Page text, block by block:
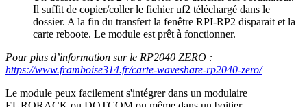
Il suffit de copier/coller le fichier uf2 téléchargé dans le
dossier. A la fin du transfert la fenêtre RPI-RP2 disparait et la
carte reboote. Le module est prêt à fonctionner.
Pour plus d’information sur le RP2040 ZERO :
https://www.framboise314.fr/carte-waveshare-rp2040-zero/
Le module peux facilement s'intégrer dans un modulaire